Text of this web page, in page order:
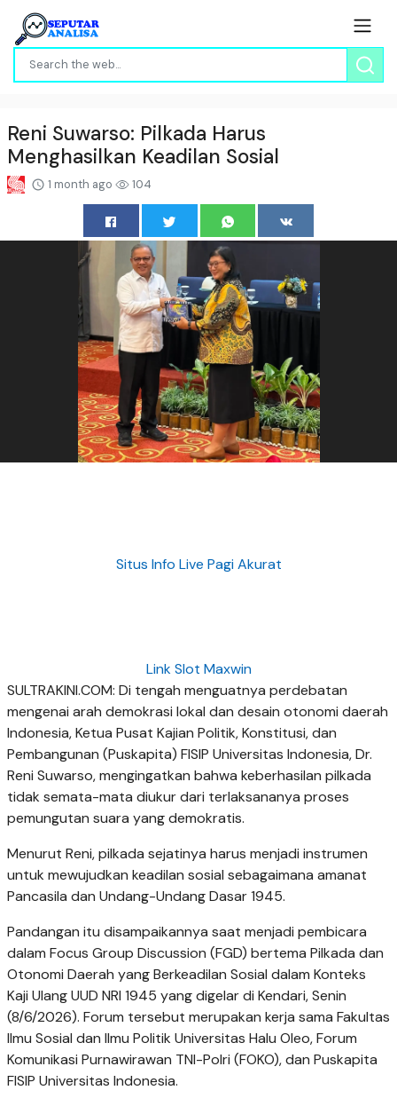
Reni Suwarso: Pilkada Harus
Menghasilkan Keadilan Sosial
1 month ago 104
Situs Info Live Pagi Akurat
Link Slot Maxwin
SULTRAKINI.COM: Di tengah menguatnya perdebatan
mengenai arah demokrasi lokal dan desain otonomi daerah
Indonesia, Ketua Pusat Kajian Politik, Konstitusi, dan
Pembangunan (Puskapita) FISIP Universitas Indonesia, Dr.
Reni Suwarso, mengingatkan bahwa keberhasilan pilkada
tidak semata-mata diukur dari terlaksananya proses
pemungutan suara yang demokratis.
Menurut Reni, pilkada sejatinya harus menjadi instrumen
untuk mewujudkan keadilan sosial sebagaimana amanat
Pancasila dan Undang-Undang Dasar 1945.
Pandangan itu disampaikannya saat menjadi pembicara
dalam Focus Group Discussion (FGD) bertema Pilkada dan
Otonomi Daerah yang Berkeadilan Sosial dalam Konteks
Kaji Ulang UUD NRI 1945 yang digelar di Kendari, Senin
(8/6/2026). Forum tersebut merupakan kerja sama Fakultas
Ilmu Sosial dan Ilmu Politik Universitas Halu Oleo, Forum
Komunikasi Purnawirawan TNI-Polri (FOKO), dan Puskapita
FISIP Universitas Indonesia.